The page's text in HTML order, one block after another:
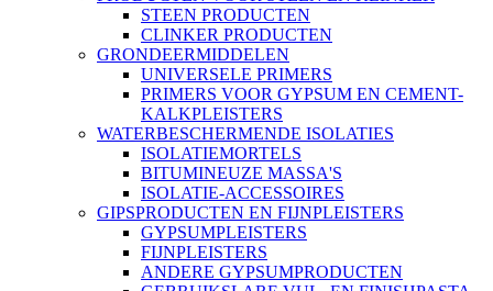
STEEN PRODUCTEN
CLINKER PRODUCTEN
GRONDEERMIDDELEN
UNIVERSELE PRIMERS
PRIMERS VOOR GYPSUM EN CEMENT-
KALKPLEISTERS
WATERBESCHERMENDE ISOLATIES
ISOLATIEMORTELS
BITUMINEUZE MASSA'S
ISOLATIE-ACCESSOIRES
GIPSPRODUCTEN EN FIJNPLEISTERS
GYPSUMPLEISTERS
FIJNPLEISTERS
ANDERE GYPSUMPRODUCTEN